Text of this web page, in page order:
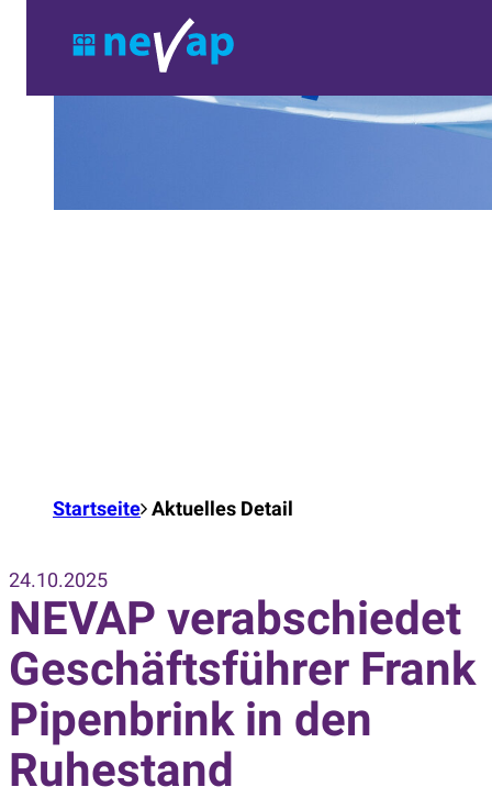
Startseite Aktuelles Detail
24.10.2025
NEVAP verabschiedet
Geschäftsführer Frank
Pipenbrink in den
Ruhestand